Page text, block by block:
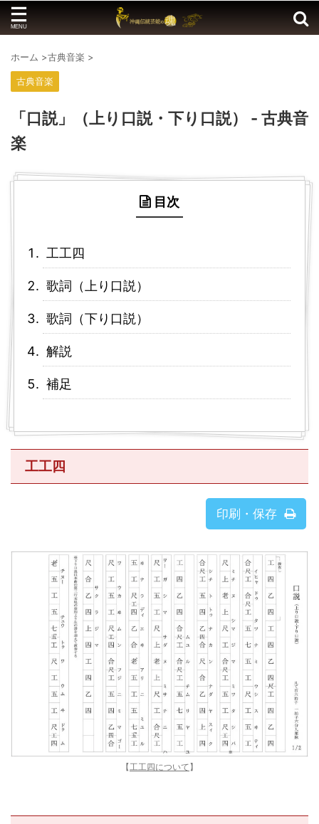
ホーム >古典音楽 >
古典音楽
「口説」（上り口説・下り口説） - 古典音
楽
目次
工工四
歌詞（上り口説）
歌詞（下り口説）
解説
補足
工工四
印刷・保存
【工工四について】